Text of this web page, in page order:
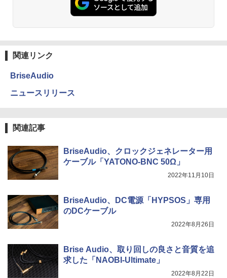
関連リンク
BriseAudio
ニュースリリース
関連記事
BriseAudio、クロックジェネレーター用
ケーブル「YATONO-BNC 50Ω」
2022年11月10日
BriseAudio、DC電源「HYPSOS」専用
のDCケーブル
2022年8月26日
Brise Audio、取り回しの良さと音質を追
求した「NAOBI-Ultimate」
2022年8月22日